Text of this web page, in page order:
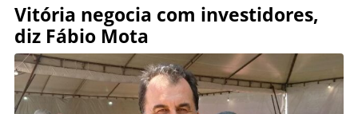
Vitória negocia com investidores,
diz Fábio Mota